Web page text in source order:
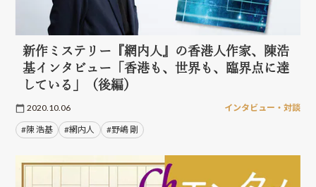
新作ミステリー『網内人』の香港人作家、陳浩
基インタビュー「香港も、世界も、臨界点に達
している」（後編）
2020.10.06 インタビュー・対談
#陳 浩基 #網内人 #野嶋 剛